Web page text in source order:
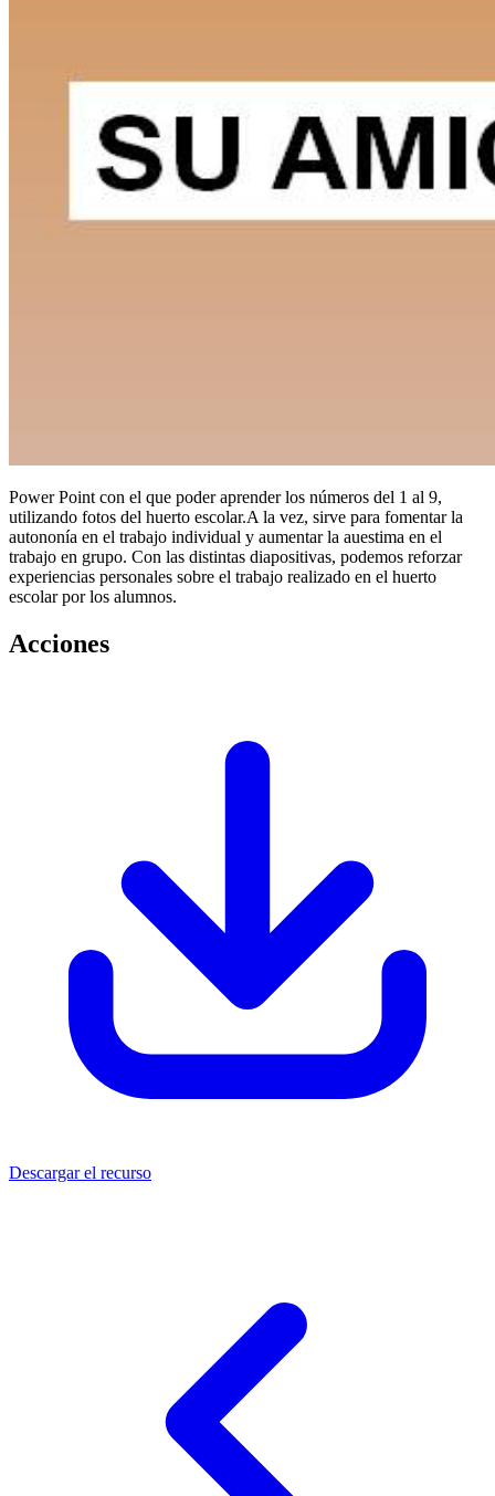
Power Point con el que poder aprender los números del 1 al 9,
utilizando fotos del huerto escolar.A la vez, sirve para fomentar la
autononía en el trabajo individual y aumentar la auestima en el
trabajo en grupo. Con las distintas diapositivas, podemos reforzar
experiencias personales sobre el trabajo realizado en el huerto
escolar por los alumnos.
Acciones
Descargar el recurso